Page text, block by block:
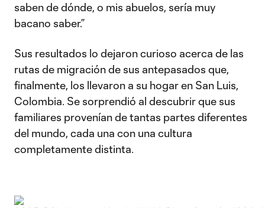
saben de dónde, o mis abuelos, sería muy
bacano saber.”
Sus resultados lo dejaron curioso acerca de las
rutas de migración de sus antepasados que,
finalmente, los llevaron a su hogar en San Luis,
Colombia. Se sorprendió al descubrir que sus
familiares provenían de tantas partes diferentes
del mundo, cada una con una cultura
completamente distinta.